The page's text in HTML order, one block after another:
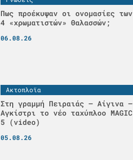
Πως προέκυψαν οι ονομασίες των
4 «χρωματιστών» Θαλασσών;
06.08.26
Ακτοπλοϊα
Στη γραμμή Πειραιάς – Αίγινα –
Αγκίστρι το νέο ταχύπλοο MAGIC
5 (video)
05.08.26